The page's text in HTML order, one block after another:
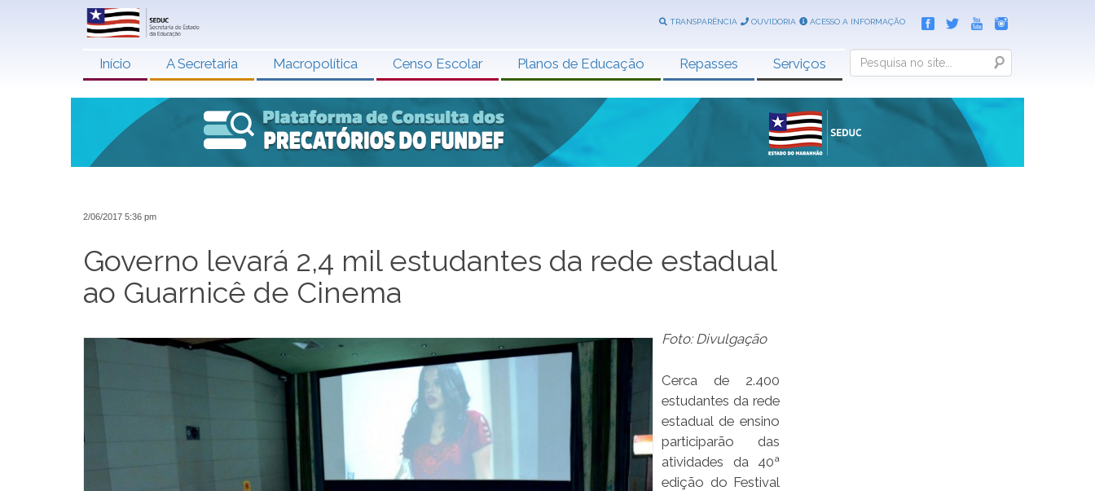
TRANSPARÊNCIA OUVIDORIA ACESSO A INFORMAÇÃO
Início A Secretaria Macropolítica Censo Escolar Planos de Educação Repasses Serviços Search
2/06/2017 5:36 pm
Governo levará 2,4 mil estudantes da rede estadual
ao Guarnicê de Cinema
Foto: Divulgação
Cerca de 2.400
estudantes da rede
estadual de ensino
participarão das
atividades da 40ª
edição do Festival